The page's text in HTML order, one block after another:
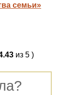
семьи»
из 5)